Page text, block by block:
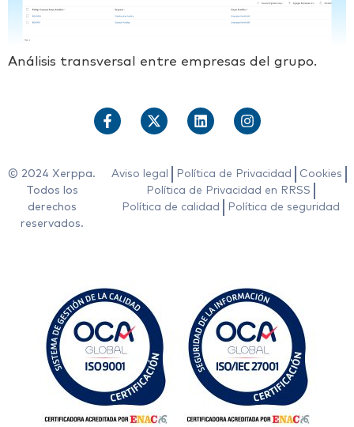
Análisis transversal entre empresas del grupo.
© 2024 Xerppa.
Todos los
derechos
reservados.
Aviso legal Política de Privacidad
Cookies
Política de Privacidad en RRSS
Política de calidad
Política de seguridad